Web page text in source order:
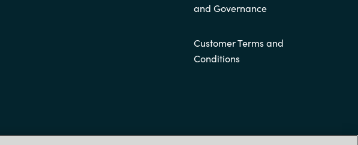
and Governance
Customer Terms and
Conditions